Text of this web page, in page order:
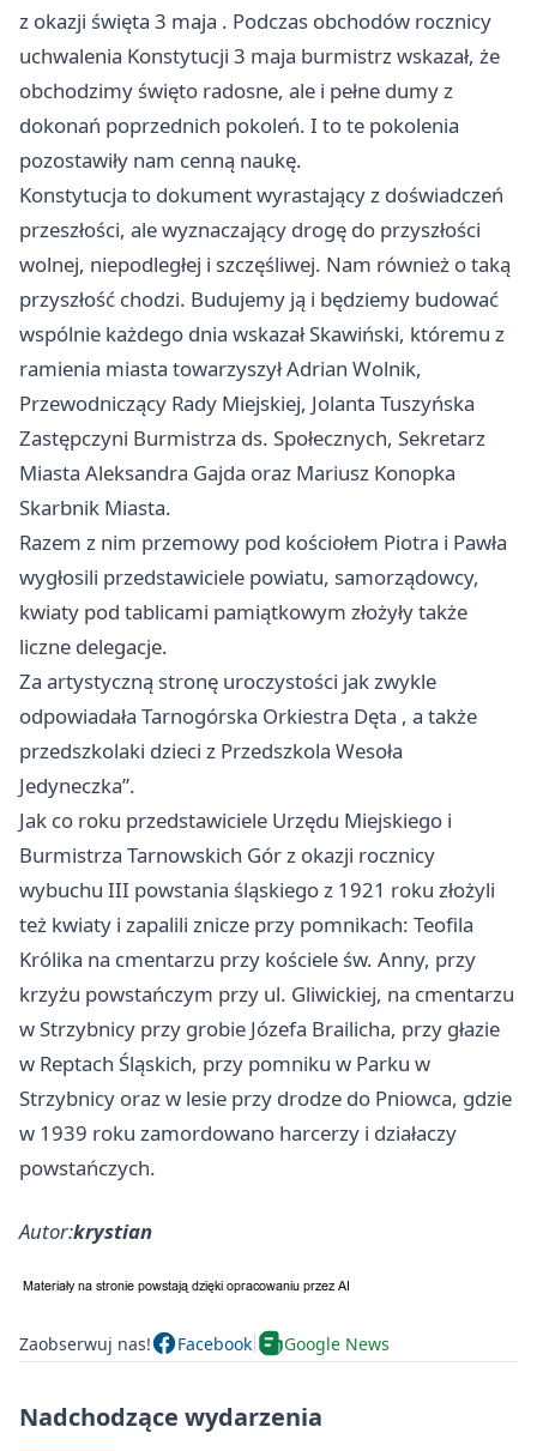
z okazji święta 3 maja . Podczas obchodów rocznicy
uchwalenia Konstytucji 3 maja burmistrz wskazał, że
obchodzimy święto radosne, ale i pełne dumy z
dokonań poprzednich pokoleń. I to te pokolenia
pozostawiły nam cenną naukę.
Konstytucja to dokument wyrastający z doświadczeń
przeszłości, ale wyznaczający drogę do przyszłości
wolnej, niepodległej i szczęśliwej. Nam również o taką
przyszłość chodzi. Budujemy ją i będziemy budować
wspólnie każdego dnia wskazał Skawiński, któremu z
ramienia miasta towarzyszył Adrian Wolnik,
Przewodniczący Rady Miejskiej, Jolanta Tuszyńska
Zastępczyni Burmistrza ds. Społecznych, Sekretarz
Miasta Aleksandra Gajda oraz Mariusz Konopka
Skarbnik Miasta.
Razem z nim przemowy pod kościołem Piotra i Pawła
wygłosili przedstawiciele powiatu, samorządowcy,
kwiaty pod tablicami pamiątkowym złożyły także
liczne delegacje.
Za artystyczną stronę uroczystości jak zwykle
odpowiadała Tarnogórska Orkiestra Dęta , a także
przedszkolaki dzieci z Przedszkola Wesoła
Jedyneczka”.
Jak co roku przedstawiciele Urzędu Miejskiego i
Burmistrza Tarnowskich Gór z okazji rocznicy
wybuchu III powstania śląskiego z 1921 roku złożyli
też kwiaty i zapalili znicze przy pomnikach: Teofila
Królika na cmentarzu przy kościele św. Anny, przy
krzyżu powstańczym przy ul. Gliwickiej, na cmentarzu
w Strzybnicy przy grobie Józefa Brailicha, przy głazie
w Reptach Śląskich, przy pomniku w Parku w
Strzybnicy oraz w lesie przy drodze do Pniowca, gdzie
w 1939 roku zamordowano harcerzy i działaczy
powstańczych.
Autor:krystian
Zaobserwuj nas! Facebook Google News
Nadchodzące wydarzenia